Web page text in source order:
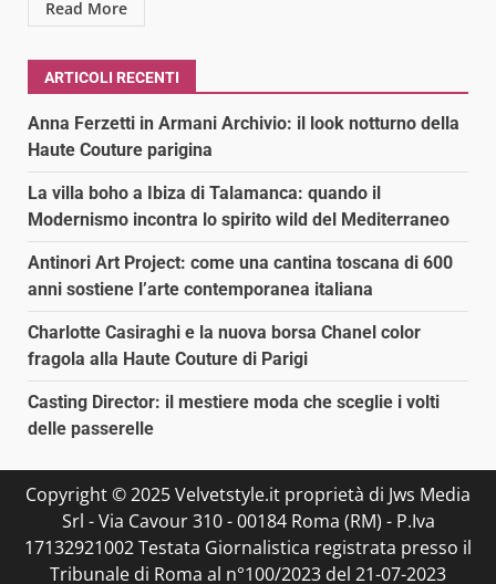
Read More
ARTICOLI RECENTI
Anna Ferzetti in Armani Archivio: il look notturno della
Haute Couture parigina
La villa boho a Ibiza di Talamanca: quando il
Modernismo incontra lo spirito wild del Mediterraneo
Antinori Art Project: come una cantina toscana di 600
anni sostiene l’arte contemporanea italiana
Charlotte Casiraghi e la nuova borsa Chanel color
fragola alla Haute Couture di Parigi
Casting Director: il mestiere moda che sceglie i volti
delle passerelle
Copyright © 2025 Velvetstyle.it proprietà di Jws Media
Srl - Via Cavour 310 - 00184 Roma (RM) - P.Iva
17132921002 Testata Giornalistica registrata presso il
Tribunale di Roma al n°100/2023 del 21-07-2023